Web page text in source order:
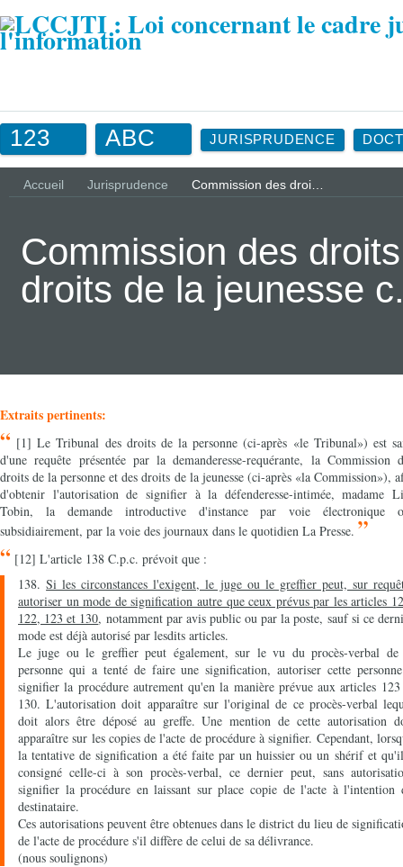
123 ABC JURISPRUDENCE
Accueil Jurisprudence Commission des droi…
Commission des
droits de la jeunesse
Extraits pertinents:
“ [1] Le Tribunal des droits de la personne (ci-après «le Tribunal») est
d'une requête présentée par la demanderesse-requérante, la Commission
droits de la personne et des droits de la jeunesse (ci-après «la Commission»),
d'obtenir l'autorisation de signifier à la défenderesse-intimée, madame
Tobin, la demande introductive d'instance par voie électronique
subsidiairement, par la voie des journaux dans le quotidien La Presse. ”
“ [12] L'article 138 C.p.c. prévoit que :
138.Si les circonstances l'exigent, le juge ou le greffier peut, sur
autoriser un mode de signification autre que ceux prévus par les articles
122, 123 et 130, notamment par avis public ou par la poste, sauf si ce
mode est déjà autorisé par lesdits articles.
Le juge ou le greffier peut également, sur le vu du procès-verbal
personne qui a tenté de faire une signification, autoriser cette
signifier la procédure autrement qu'en la manière prévue aux articles
130. L'autorisation doit apparaître sur l'original de ce procès-verbal
doit alors être déposé au greffe. Une mention de cette autorisation
apparaître sur les copies de l'acte de procédure à signifier. Cependant,
la tentative de signification a été faite par un huissier ou un shérif et
consigné celle-ci à son procès-verbal, ce dernier peut, sans
signifier la procédure en laissant sur place copie de l'acte à l'intention
destinataire.
Ces autorisations peuvent être obtenues dans le district du lieu de
de l'acte de procédure s'il diffère de celui de sa délivrance.
(nous soulignons)